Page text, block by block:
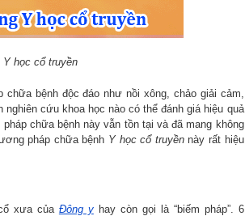
học cổ truyền
bệnh độc đáo như nồi xông, chảo giải cảm,
cứu khoa học nào có thể đánh giá hiệu quả
chữa bệnh này vẫn tồn tại và đã mang không
pháp chữa bệnh Y học cổ truyềnnày rất hiệu
xưa của Đông yhay còn gọi là “biếm pháp”. 6